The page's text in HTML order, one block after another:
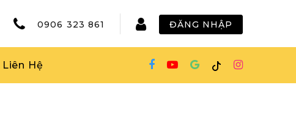
0906 323 861 ĐĂNG NHẬP
Liên Hệ